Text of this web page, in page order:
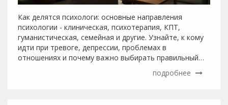
Как делятся психологи: основные направления
психологии - клиническая, психотерапия, КПТ,
гуманистическая, семейная и другие. Узнайте, к кому
идти при тревоге, депрессии, проблемах в
отношениях и почему важно выбирать правильный
подробнее